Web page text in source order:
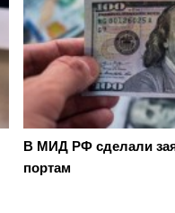
В МИД РФ сделали
портам